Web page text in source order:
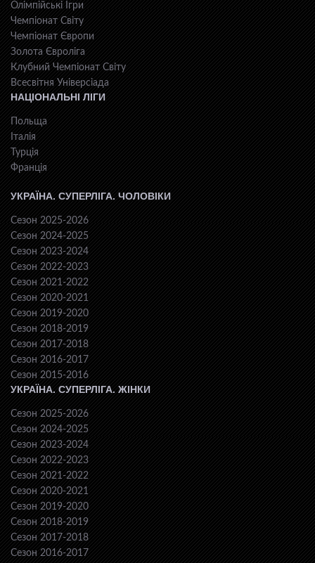
Олімпійські Ігри
Чемпіонат Світу
Чемпіонат Європи
Золота Євроліга
Клубний Чемпіонат Світу
Всесвiтня Унiверсiaда
НАЦІОНАЛЬНІ ЛІГИ
Польща
Італія
Турція
Франція
УКРАЇНА. СУПЕРЛІГА. ЧОЛОВІКИ
Сезон 2025-2026
Сезон 2024-2025
Сезон 2023-2024
Сезон 2022-2023
Сезон 2021-2022
Сезон 2020-2021
Сезон 2019-2020
Сезон 2018-2019
Сезон 2017-2018
Сезон 2016-2017
Сезон 2015-2016
УКРАЇНА. СУПЕРЛІГА. ЖІНКИ
Сезон 2025-2026
Сезон 2024-2025
Сезон 2023-2024
Сезон 2022-2023
Сезон 2021-2022
Сезон 2020-2021
Сезон 2019-2020
Сезон 2018-2019
Сезон 2017-2018
Сезон 2016-2017